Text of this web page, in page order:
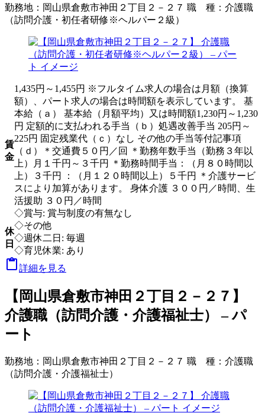
勤務地： 岡山県倉敷市神田２丁目２－２７ 職 種： 介護職
（訪問介護・初任者研修※ヘルパー２級）
賃
金
1,435円～1,455円 ※フルタイム求人の場合は月額（換算
額）、パート求人の場合は時間額を表示しています。 基
本給（ａ） 基本給（月額平均）又は時間額1,230円～1,230
円 定額的に支払われる手当（ｂ）処遇改善手当 205円～
225円 固定残業代（ｃ）なし その他の手当等付記事項
（ｄ）＊交通費５０円／回 ＊勤務年数手当（勤務３年以
上）月１千円～３千円 ＊勤務時間手当：（月８０時間以
上）３千円 ：（月１２０時間以上）５千円 ＊介護サービ
スにより加算があります。 身体介護 ３００円／時間、生
活援助 ３０円／時間
◇賞与: 賞与制度の有無なし
休
日
◇その他
◇週休二日: 毎週
◇育児休業: あり
詳細を見る
【岡山県倉敷市神田２丁目２－２７】
介護職（訪問介護・介護福祉士） – パ
ート
勤務地： 岡山県倉敷市神田２丁目２－２７ 職 種： 介護職
（訪問介護・介護福祉士）